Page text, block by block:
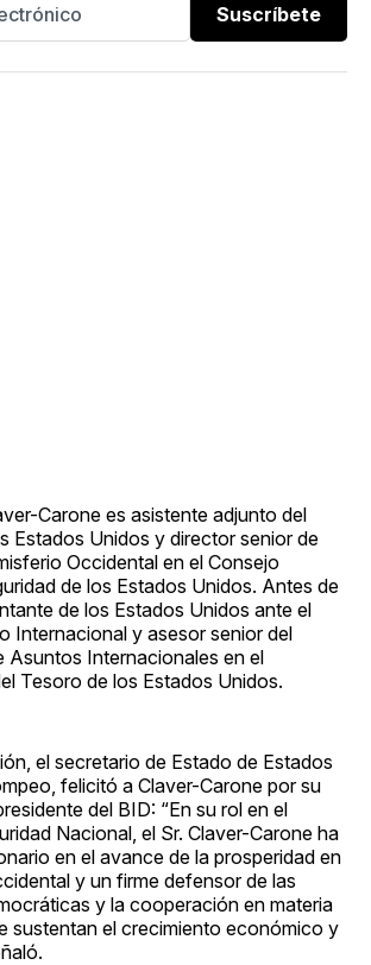
Suscríbete
Carone es asistente adjunto del
Estados Unidos y director senior de
Occidental en el Consejo
de los Estados Unidos. Antes de
de los Estados Unidos ante el
Internacional y asesor senior del
Asuntos Internacionales en el
Tesoro de los Estados Unidos.
el secretario de Estado de Estados
felicitó a Claver-Carone por su
del BID: “En su rol en el
Nacional, el Sr. Claver-Carone ha
en el avance de la prosperidad en
y un firme defensor de las
y la cooperación en materia
sustentan el crecimiento económico y